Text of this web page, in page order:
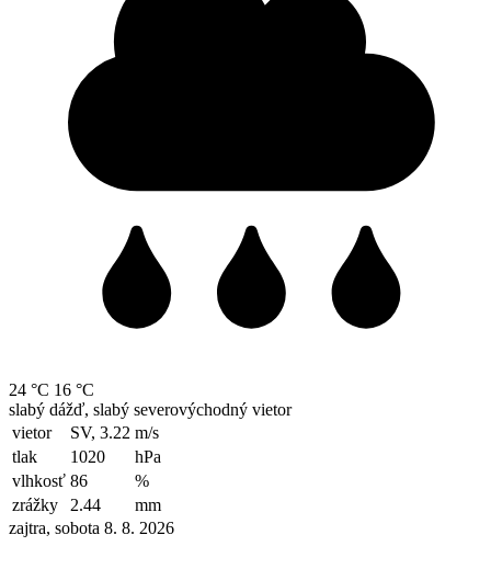
24 °C 16 °C
slabý dážď, slabý severovýchodný vietor
vietor
SV, 3.22 m/s
tlak
1020
hPa
vlhkosť 86
%
zrážky
2.44
mm
zajtra, sobota 8. 8. 2026